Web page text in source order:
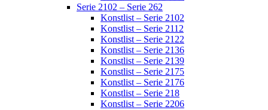
Serie 2102 – Serie 262
Konstlist – Serie 2102
Konstlist – Serie 2112
Konstlist – Serie 2122
Konstlist – Serie 2136
Konstlist – Serie 2139
Konstlist – Serie 2175
Konstlist – Serie 2176
Konstlist – Serie 218
Konstlist – Serie 2206